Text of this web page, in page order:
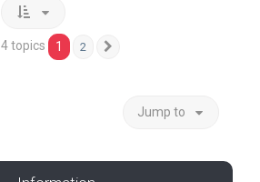
topics 1 2
Jump to